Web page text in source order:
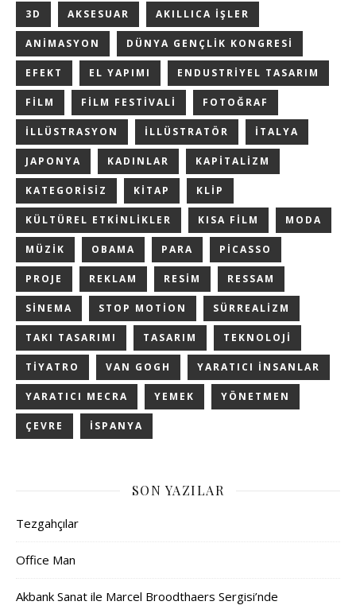
3D AKSESUAR AKILLICA IŞLER
ANIMASYON DÜNYA GENÇLIK KONGRESI
EFEKT EL YAPIMI ENDUSTRIYEL TASARIM
FILM FILM FESTIVALI FOTOĞRAF
ILLÜSTRASYON ILLÜSTRATÖR ITALYA
JAPONYA KADINLAR KAPITALIZM
KATEGORISIZ KITAP KLIP
KÜLTÜREL ETKINLIKLER KISA FILM MODA
MÜZIK OBAMA PARA PICASSO
PROJE REKLAM RESIM RESSAM
SINEMA STOP MOTION SÜRREALIZM
TAKI TASARIMI TASARIM TEKNOLOJI
TIYATRO VAN GOGH YARATICI INSANLAR
YARATICI MECRA YEMEK YÖNETMEN
ÇEVRE İSPANYA
SON YAZILAR
Tezgahçılar
Office Man
Akbank Sanat ile Marcel Broodthaers Sergisi’nde